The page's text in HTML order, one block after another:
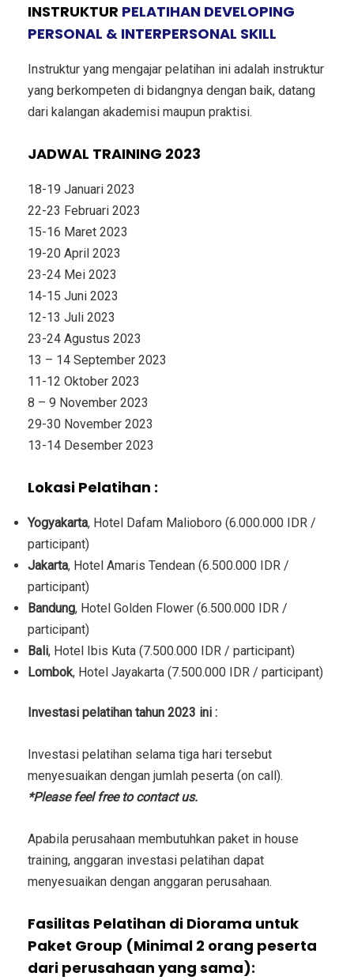
INSTRUKTUR PELATIHAN DEVELOPING
PERSONAL & INTERPERSONAL SKILL
Instruktur yang mengajar pelatihan ini adalah instruktur
yang berkompeten di bidangnya dengan baik, datang
dari kalangan akademisi maupun praktisi.
JADWAL TRAINING 2023
18-19 Januari 2023
22-23 Februari 2023
15-16 Maret 2023
19-20 April 2023
23-24 Mei 2023
14-15 Juni 2023
12-13 Juli 2023
23-24 Agustus 2023
13 – 14 September 2023
11-12 Oktober 2023
8 – 9 November 2023
29-30 November 2023
13-14 Desember 2023
Lokasi Pelatihan :
Yogyakarta, Hotel Dafam Malioboro (6.000.000 IDR /
participant)
Jakarta, Hotel Amaris Tendean (6.500.000 IDR /
participant)
Bandung, Hotel Golden Flower (6.500.000 IDR /
participant)
Bali, Hotel Ibis Kuta (7.500.000 IDR / participant)
Lombok, Hotel Jayakarta (7.500.000 IDR / participant)
Investasi pelatihan tahun 2023 ini :
Investasi pelatihan selama tiga hari tersebut
menyesuaikan dengan jumlah peserta (on call).
*Please feel free to contact us.
Apabila perusahaan membutuhkan paket in house
training, anggaran investasi pelatihan dapat
menyesuaikan dengan anggaran perusahaan.
Fasilitas Pelatihan di Diorama untuk
Paket Group (Minimal 2 orang peserta
dari perusahaan yang sama):